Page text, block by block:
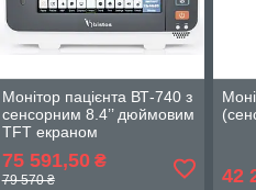
Монітор пацієнта ВТ-740 з
сенсорним 8.4’’ дюймовим
TFT екраном
75 591,50₴
79 570 ₴ 42